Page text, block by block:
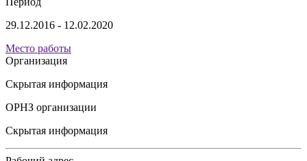
29.12.2016 - 12.02.2020
Место работы
Организация
Скрытая информация
ОРНЗ организации
Скрытая информация